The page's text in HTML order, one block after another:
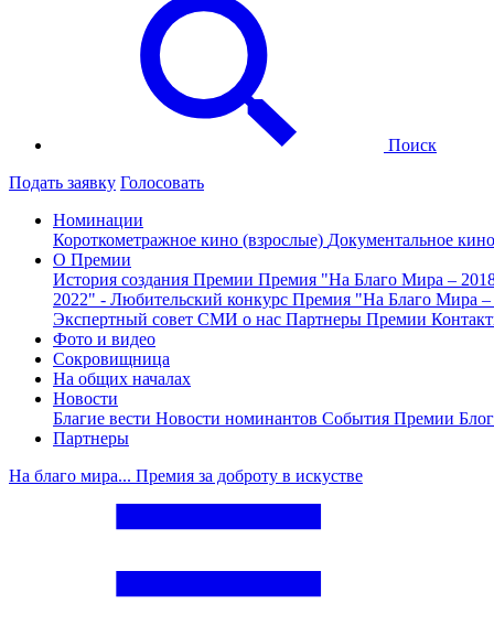
Поиск
Подать заявку Голосовать
Номинации
Короткометражное кино (взрослые) Документальное
О Премии
История создания Премии Премия "На Благо Мира –
2022" - Любительский конкурс Премия "На Благо Мира
Экспертный совет СМИ о нас Партнеры Премии
Фото и видео
Сокровищница
На общих началах
Новости
Благие вести Новости номинантов События Премии
Партнеры
На благо мира... Премия за доброту в искустве